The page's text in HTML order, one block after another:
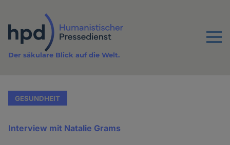
Inhalt
Menu
Der säkulare Blick auf die Welt.
GESUNDHEIT
Interview mit Natalie Grams